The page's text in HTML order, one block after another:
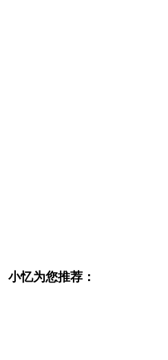
小忆为您推荐：